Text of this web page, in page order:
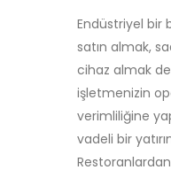
Endüstriyel bir
satın almak,
cihaz almak
işletmenizin
verimliliğine
vadeli bir